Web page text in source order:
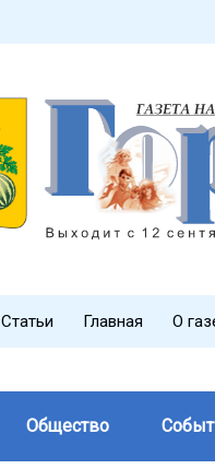
Статьи Главная О
Общество